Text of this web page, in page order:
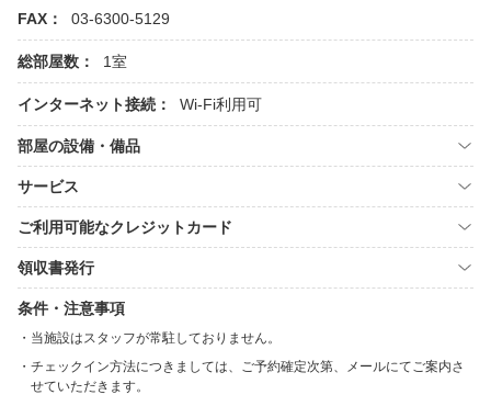
FAX： 03-6300-5129
総部屋数： 1室
インターネット接続： Wi-Fi利用可
部屋の設備・備品
サービス
ご利用可能なクレジットカード
領収書発行
条件・注意事項
当施設はスタッフが常駐しておりません。
チェックイン方法につきましては、ご予約確定次第、メールにてご案内さ
せていただきます。